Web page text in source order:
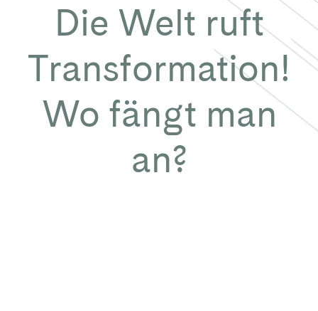
Die Welt ruft
Transformation!
Wo fängt man
an?